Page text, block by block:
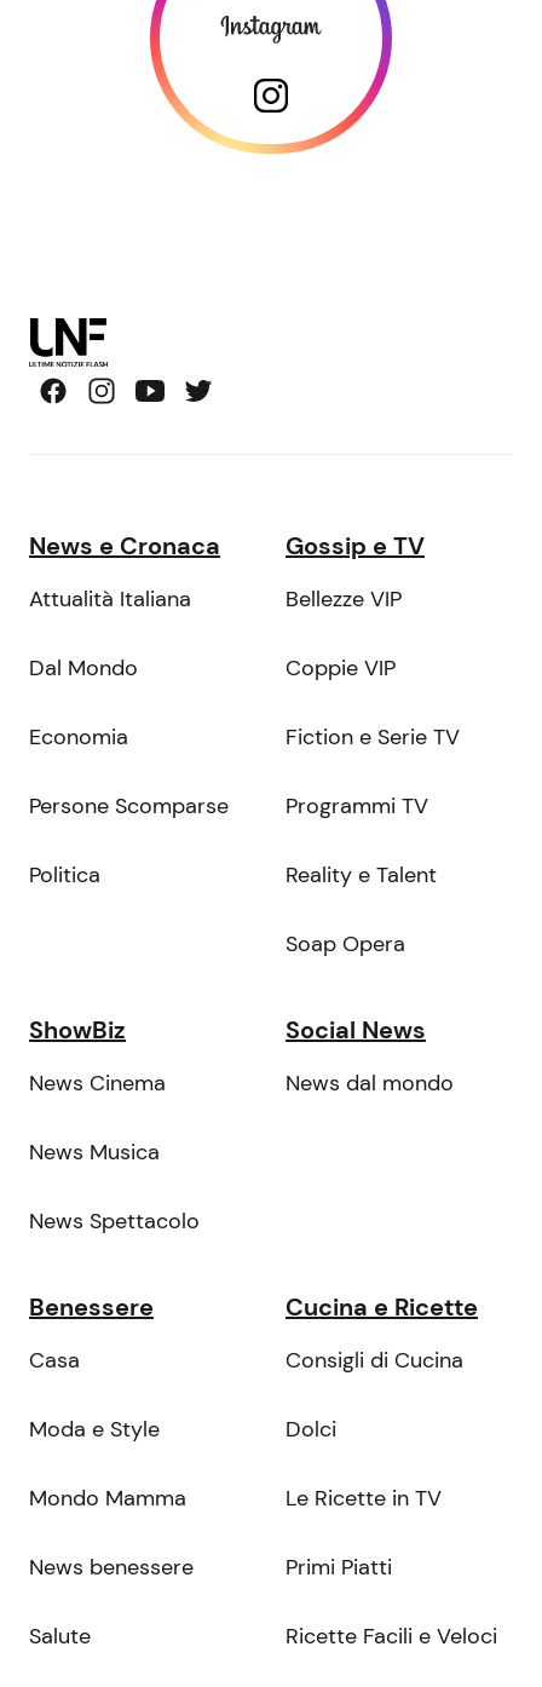
News e Cronaca
Attualità Italiana
Dal Mondo
Economia
Persone Scomparse
Politica
Gossip e TV
Bellezze VIP
Coppie VIP
Fiction e Serie TV
Programmi TV
Reality e Talent
Soap Opera
ShowBiz
News Cinema
News Musica
News Spettacolo
Social News
News dal mondo
Benessere
Casa
Moda e Style
Mondo Mamma
News benessere
Salute
Cucina e Ricette
Consigli di Cucina
Dolci
Le Ricette in TV
Primi Piatti
Ricette Facili e Veloci